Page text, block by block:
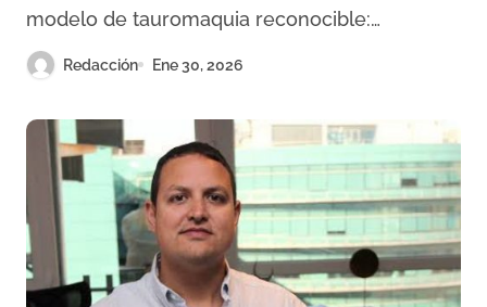
modelo de tauromaquia reconocible:…
Redacción Ene 30, 2026